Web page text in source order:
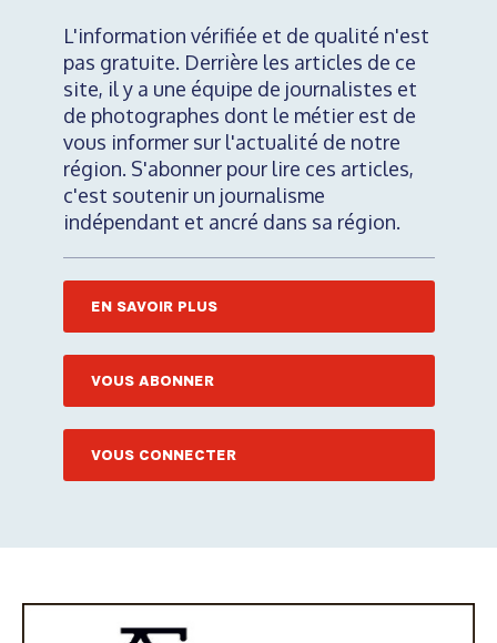
L'information vérifiée et de qualité n'est
pas gratuite. Derrière les articles de ce
site, il y a une équipe de journalistes et
de photographes dont le métier est de
vous informer sur l'actualité de notre
région. S'abonner pour lire ces articles,
c'est soutenir un journalisme
indépendant et ancré dans sa région.
EN SAVOIR PLUS
VOUS ABONNER
VOUS CONNECTER